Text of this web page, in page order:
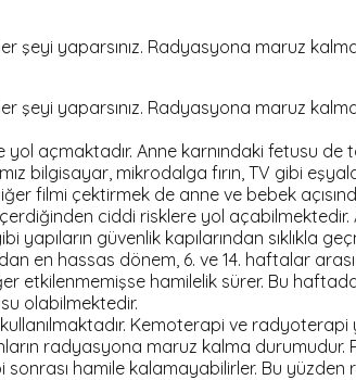
şeyi yaparsınız. Radyasyona maruz
şeyi yaparsınız. Radyasyona maruz
açmaktadır. Anne karnındaki fetusu
bilgisayar, mikrodalga fırın, TV gibi
filmi çektirmek de anne ve bebek
ciddi risklere yol açabilmektedir.
yapıların güvenlik kapılarından sıklıkla
en hassas dönem, 6. ve 14. haftalar
etkilenmemişse hamilelik sürer. Bu
olabilmektedir.
Kemoterapi ve radyoterapi
radyasyona maruz kalma
hamile kalamayabilirler. Bu